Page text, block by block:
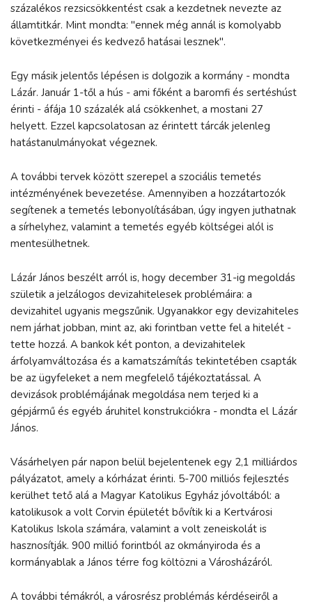
százalékos rezsicsökkentést csak a kezdetnek nevezte az
államtitkár. Mint mondta: "ennek még annál is komolyabb
következményei és kedvező hatásai lesznek".
Egy másik jelentős lépésen is dolgozik a kormány - mondta
Lázár. Január 1-től a hús - ami főként a baromfi és sertéshúst
érinti - áfája 10 százalék alá csökkenhet, a mostani 27
helyett. Ezzel kapcsolatosan az érintett tárcák jelenleg
hatástanulmányokat végeznek.
A további tervek között szerepel a szociális temetés
intézményének bevezetése. Amennyiben a hozzátartozók
segítenek a temetés lebonyolításában, úgy ingyen juthatnak
a sírhelyhez, valamint a temetés egyéb költségei alól is
mentesülhetnek.
Lázár János beszélt arról is, hogy december 31-ig megoldás
születik a jelzálogos devizahitelesek problémáira: a
devizahitel ugyanis megszűnik. Ugyanakkor egy devizahiteles
nem járhat jobban, mint az, aki forintban vette fel a hitelét -
tette hozzá. A bankok két ponton, a devizahitelek
árfolyamváltozása és a kamatszámítás tekintetében csapták
be az ügyfeleket a nem megfelelő tájékoztatással. A
devizások problémájának megoldása nem terjed ki a
gépjármű és egyéb áruhitel konstrukciókra - mondta el Lázár
János.
Vásárhelyen pár napon belül bejelentenek egy 2,1 milliárdos
pályázatot, amely a kórházat érinti. 5-700 milliós fejlesztés
kerülhet tető alá a Magyar Katolikus Egyház jóvoltából: a
katolikusok a volt Corvin épületét bővítik ki a Kertvárosi
Katolikus Iskola számára, valamint a volt zeneiskolát is
hasznosítják. 900 millió forintból az okmányiroda és a
kormányablak a János térre fog költözni a Városházáról.
A további témákról, a városrész problémás kérdéseiről a